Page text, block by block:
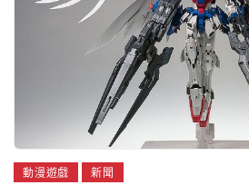
動漫遊戲 新聞